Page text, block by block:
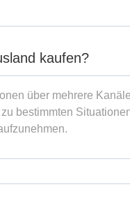
kaufen?
über mehrere
bestimmten